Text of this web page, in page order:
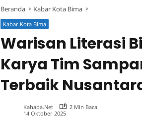
Beranda Kabar Kota Bima
Kabar Kota Bima
Warisan Literasi
Karya Tim
Terbaik
Kahaba.net
2 Min Baca
14 Oktober 2025